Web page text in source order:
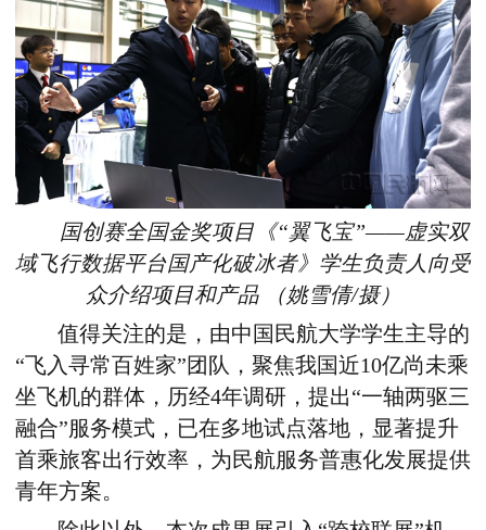
国创赛全国金奖项目《“翼飞宝”——虚实双
域飞行数据平台国产化破冰者》学生负责人向受
众介绍项目和产品
（姚雪倩/摄）
值得关注的是，由中国民航大学学生主导的
“飞入寻常百姓家”团队，聚焦我国近10亿尚未乘
坐飞机的群体，历经4年调研，提出“一轴两驱三
融合”服务模式，已在多地试点落地，显著提升
首乘旅客出行效率，为民航服务普惠化发展提供
青年方案。